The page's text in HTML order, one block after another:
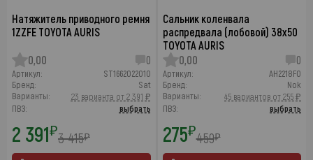
Натяжитель приводного ремня
1ZZFE TOYOTA AURIS
0,00 0
Артикул:
ST1662022010
Бренд:
Sat
Варианты:
23 варианта от 2 391 ₽
ПВЗ:
выбрать
2 391₽3 415₽
Сальник коленвала
распредвала (лобовой) 38x50
TOYOTA AURIS
0,00
0
Артикул:
AH2218F0
Бренд:
Nok
Варианты:
45 вариантов от 255 ₽
ПВЗ:
выбрать
275₽459₽